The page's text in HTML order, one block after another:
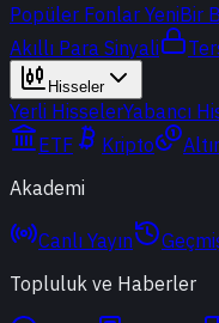
Popüler Fonlar YeniBir
Akıllı Para Sinyali
Hisseler
Yerli HisselerYabancı
ETF
Kripto
Akademi
Canlı Yayın
Topluluk ve Haberler